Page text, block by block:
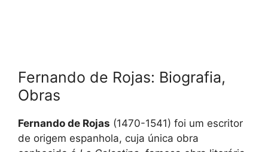
Fernando de Rojas: Biografia,
Obras
Fernando de Rojas (1470-1541) foi um escritor
de origem espanhola, cuja única obra